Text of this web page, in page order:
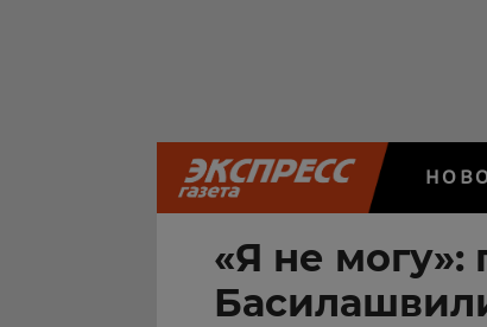
«Я не могу»: